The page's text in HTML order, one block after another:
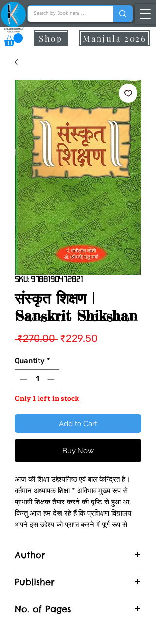
Manjula 2026
Shop
SKU: 9788190472821
संस्कृत शिक्षण |
Sanskrit Shikshan
₹270.00 Regular
₹229.50
Quantity *
Only 1 left in stock
Add to Cart
Buy Now
आज की शिक्षा उद्देश्यनिष्ठ एवं बाल केन्द्रित है।
वर्तमान अध्यापक शिक्षा * अविभाव मुख्य रूप से
प्रभावी शिक्षक तैयार करने की दृष्टि से हुआ था,
किन्तु आज हम देख रहे हैं कि प्रशिक्षण विद्यालय
अपने इस उद्देश्य को प्राप्त करने में पूर्ण रूप से
नहीं हो पाना तथा मुख्य शिक्षण कौशलों का व्यवस्थित
ढंग से विकास न होना है। यद्यपि सैद्धान्तिक रूप से
पाठ्यपुस्तक में कौशलों की चर्चा होती है किन्तु उनके
नहीं हो पाते हैं, ऐसी स्थिति में छात्रों का उचित
Author
Publisher
No. of Pages